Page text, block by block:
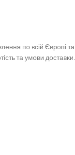
по всій Європі та
та умови доставки.